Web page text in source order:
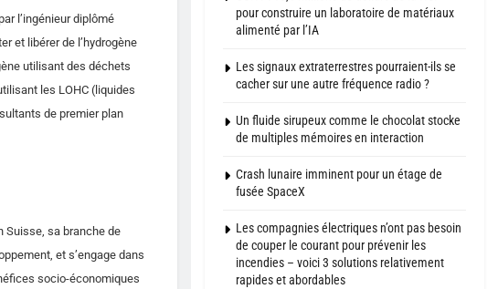
l’ingénieur diplômé
et libérer de l’hydrogène
utilisant des déchets
les LOHC (liquides
de premier plan
Suisse, sa branche de
et s’engage dans
socio-économiques
pour construire un laboratoire de matériaux
alimenté par l’IA
Les signaux extraterrestres pourraient-ils se
cacher sur une autre fréquence radio ?
Un fluide sirupeux comme le chocolat stocke
de multiples mémoires en interaction
Crash lunaire imminent pour un étage de
fusée SpaceX
Les compagnies électriques n’ont pas besoin
de couper le courant pour prévenir les
incendies – voici 3 solutions relativement
rapides et abordables